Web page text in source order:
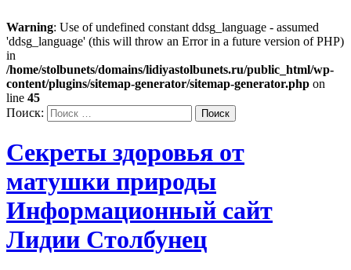
Warning: Use of undefined constant ddsg_language - assumed
'ddsg_language' (this will throw an Error in a future version of PHP)
in
/home/stolbunets/domains/lidiyastolbunets.ru/public_html/wp-
content/plugins/sitemap-generator/sitemap-generator.php on
line 45
Поиск:
Секреты здоровья от
матушки природы
Информационный сайт
Лидии Столбунец